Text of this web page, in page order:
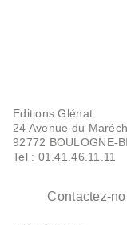
Editions Glénat
24 Avenue du
92772 BOULOGNE-
Tel : 01.41.46.11.11
Contactez-